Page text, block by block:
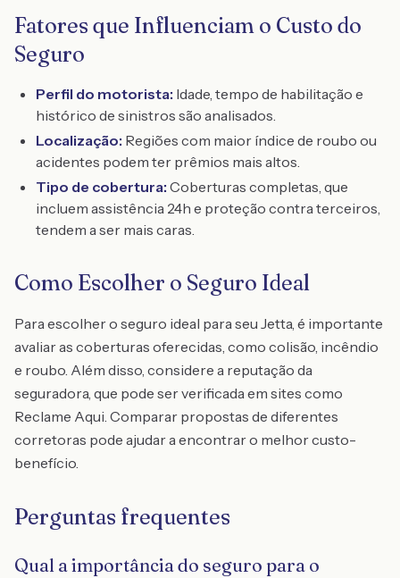
Fatores que Influenciam o Custo do
Seguro
Perfil do motorista: Idade, tempo de habilitação e
histórico de sinistros são analisados.
Localização: Regiões com maior índice de roubo ou
acidentes podem ter prêmios mais altos.
Tipo de cobertura: Coberturas completas, que
incluem assistência 24h e proteção contra terceiros,
tendem a ser mais caras.
Como Escolher o Seguro Ideal
Para escolher o seguro ideal para seu Jetta, é importante
avaliar as coberturas oferecidas, como colisão, incêndio
e roubo. Além disso, considere a reputação da
seguradora, que pode ser verificada em sites como
Reclame Aqui. Comparar propostas de diferentes
corretoras pode ajudar a encontrar o melhor custo-
benefício.
Perguntas frequentes
Qual a importância do seguro para o